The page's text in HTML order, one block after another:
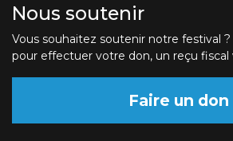
Nous soutenir
Vous souhaitez soutenir notre festival
pour effectuer votre don, un reçu fiscal
Faire un don